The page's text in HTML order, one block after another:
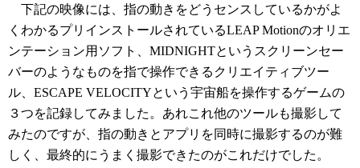
下記の映像には、指の動きをどうセンスしているかがよ
くわかるプリインストールされているLEAP Motionのオリエ
ンテーション用ソフト、MIDNIGHTというスクリーンセー
バーのようなものを指で操作できるクリエイティブツー
ル、ESCAPE VELOCITYという宇宙船を操作するゲームの
３つを記録してみました。あれこれ他のツールも撮影して
みたのですが、指の動きとアプリを同時に撮影するのが難
しく、最終的にうまく撮影できたのがこれだけでした。